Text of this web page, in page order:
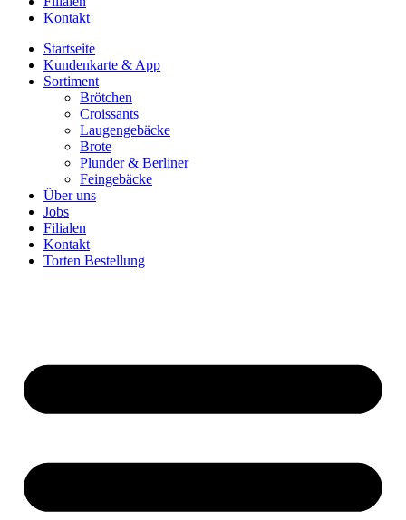
Kontakt
Startseite
Kundenkarte & App
Sortiment
Brötchen
Croissants
Laugengebäcke
Brote
Plunder & Berliner
Feingebäcke
Über uns
Jobs
Filialen
Kontakt
Torten Bestellung